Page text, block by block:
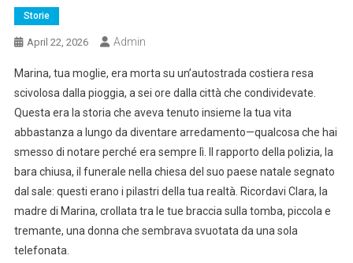
Storie
April 22, 2026 Admin
Marina, tua moglie, era morta su un’autostrada costiera resa
scivolosa dalla pioggia, a sei ore dalla città che condividevate.
Questa era la storia che aveva tenuto insieme la tua vita
abbastanza a lungo da diventare arredamento—qualcosa che hai
smesso di notare perché era sempre lì. Il rapporto della polizia, la
bara chiusa, il funerale nella chiesa del suo paese natale segnato
dal sale: questi erano i pilastri della tua realtà. Ricordavi Clara, la
madre di Marina, crollata tra le tue braccia sulla tomba, piccola e
tremante, una donna che sembrava svuotata da una sola
telefonata.